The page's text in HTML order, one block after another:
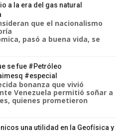
a la era del gas natural
que el nacionalismo
pasó a buena vida, se
se fue #Petróleo
#especial
bonanza que vivió
Venezuela permitió soñar a
quienes prometieron
una utilidad en la Geofísica y